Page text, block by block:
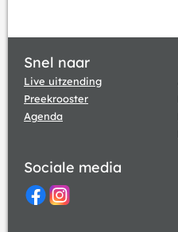
Snel naar
Live uitzending
Preekrooster
Agenda
Sociale media